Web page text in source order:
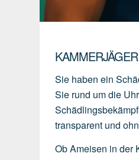
Sie haben ein
Sie rund um die
transparent und
Ob Ameisen in der